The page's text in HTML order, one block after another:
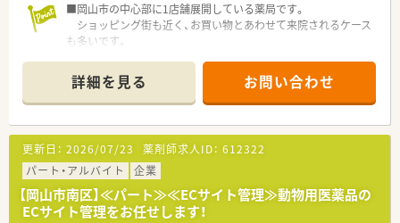
■岡山市の中心部に1店舗展開している薬局です。
ショッピング街も近く、お買い物とあわせて来院されるケース
も多いです。
れています。
■ＯＴＣ薬・オーガニック製品なども多数取り扱いされていま
す。
■店舗は木目調で【ひなた薬局】の屋号らしく、明るい雰囲気の薬
局様となっています。
■患者様との時間を増やしたとのことで、ＬＩＮＥでの処方箋受
付なども開始されています。
■投薬口には痛み・疲れ・ストレス等の未病等の相談ができるよ
うに患者様用の椅子も置かれています。
詳細を見る お問い合わせ
更新日： 2026/07/23 薬剤師求人ID： 612322
パート・アルバイト
企業
【岡山市南区】≪パート≫≪ECサイト管理≫動物用医薬品の
ECサイト管理をお任せします！